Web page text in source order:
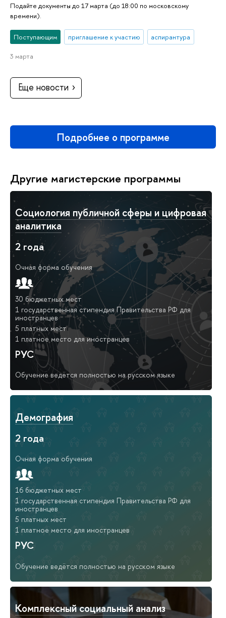
Подайте документы до 17 марта (до 18:00 по московскому
времени).
Поступающим приглашение к участию аспирантура
3 марта
Еще новости
Подробнее о программе
Другие магистерские программы
Социология публичной сферы и цифровая
аналитика
2 года
Очная форма обучения
30 бюджетных мест
1 государственная стипендия Правительства РФ для
иностранцев
5 платных мест
1 платное место для иностранцев
РУС
Обучение ведётся полностью на русском языке
Демография
2 года
Очная форма обучения
16 бюджетных мест
1 государственная стипендия Правительства РФ для
иностранцев
5 платных мест
1 платное место для иностранцев
РУС
Обучение ведётся полностью на русском языке
Комплексный социальный анализ